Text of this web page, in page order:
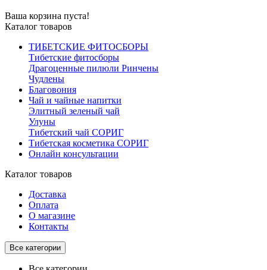
Ваша корзина пуста!
Каталог товаров
ТИБЕТСКИЕ ФИТОСБОРЫ
Тибетские фитосборы
Драгоценные пилюли Ринчены
Чудлены
Благовония
Чай и чайные напитки
Элитный зеленый чай
Улуны
Тибетский чай СОРИГ
Тибетская косметика СОРИГ
Онлайн консультации
Каталог товаров
Доставка
Оплата
О магазине
Контакты
Все категории